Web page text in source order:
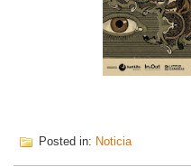
Posted in: Noticia